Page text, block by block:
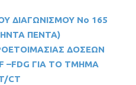
ΔΙΑΓΩΝΙΣΜΟΥ Νο 165
ΠΕΝΤΑ)
ΔΟΣΕΩΝ
F –FDG ΓΙΑ ΤΟ ΤΜΗΜΑ
/CT